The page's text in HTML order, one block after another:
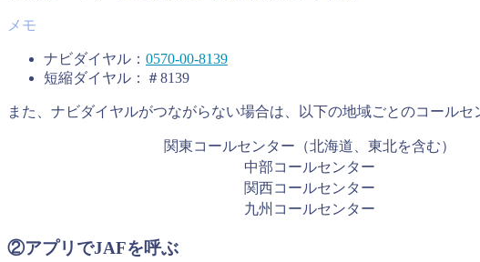
ナビダイヤル： 0570-00-8139
短縮ダイヤル：＃8139
また、ナビダイヤルがつながらない場合は、以下の地域ごとのコールセ
関東コールセンター（北海道、東北を含む）
中部コールセンター
関西コールセンター
九州コールセンター
②アプリでJAFを呼ぶ